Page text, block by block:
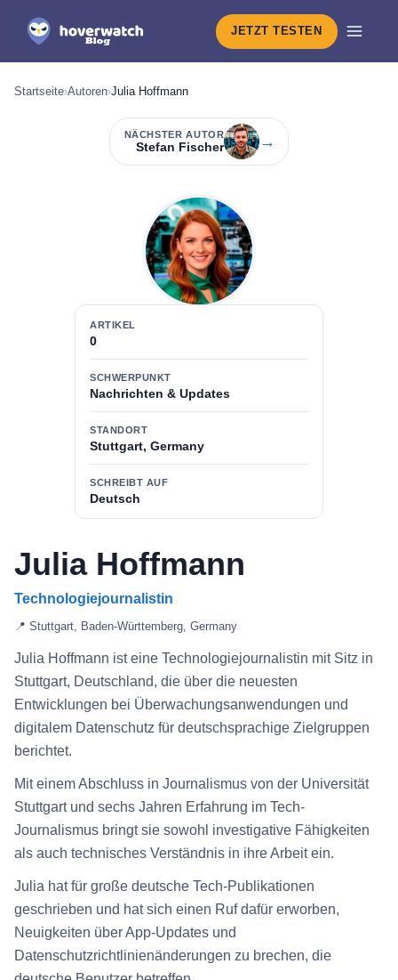
JETZT TESTEN
Startseite›Autoren›Julia Hoffmann
NÄCHSTER AUTOR
Stefan Fischer →
ARTIKEL
0
SCHWERPUNKT
Nachrichten & Updates
STANDORT
Stuttgart, Germany
SCHREIBT AUF
Deutsch
Julia Hoffmann
Technologiejournalistin
📍 Stuttgart, Baden-Württemberg, Germany
Julia Hoffmann ist eine Technologiejournalistin mit Sitz in
Stuttgart, Deutschland, die über die neuesten
Entwicklungen bei Überwachungsanwendungen und
digitalem Datenschutz für deutschsprachige Zielgruppen
berichtet.
Mit einem Abschluss in Journalismus von der Universität
Stuttgart und sechs Jahren Erfahrung im Tech-
Journalismus bringt sie sowohl investigative Fähigkeiten
als auch technisches Verständnis in ihre Arbeit ein.
Julia hat für große deutsche Tech-Publikationen
geschrieben und hat sich einen Ruf dafür erworben,
Neuigkeiten über App-Updates und
Datenschutzrichtlinienänderungen zu brechen, die